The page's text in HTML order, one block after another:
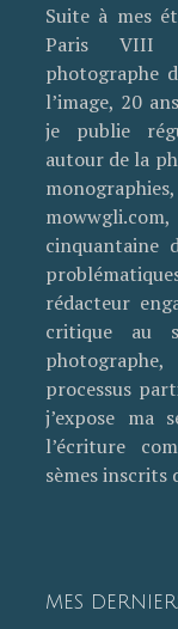
Suite à mes
Paris VIII
photographe
l’image, 20
je publie
autour de la
cinquantaine
rédacteur
critique au
processus
j’expose ma
l’écriture
sèmes inscrits
MES